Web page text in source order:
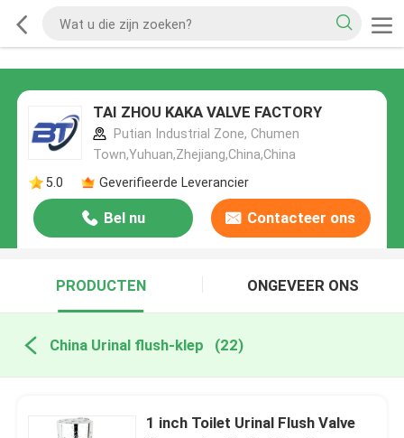
TAI ZHOU KAKA VALVE FACTORY
Putian Industrial Zone, Chumen
Town,Yuhuan,Zhejiang,China,China
5.0
Geverifieerde Leverancier
Bel nu Contacteer ons
PRODUCTEN ONGEVEER ONS
China Urinal flush-klep (22)
1 inch Toilet Urinal Flush Valve